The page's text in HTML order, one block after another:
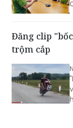
Đăng clip
trộm cắp